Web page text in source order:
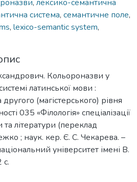
, лексико-семантична
система, семантичне поле,
, lexico-semantic system,
Кольороназви у
латинської мови :
(магістерського) рівня
035 «Філологія» спеціалізації
літератури (переклад
; наук. кер. Є. С. Чекарева. –
університет імені В.
с.